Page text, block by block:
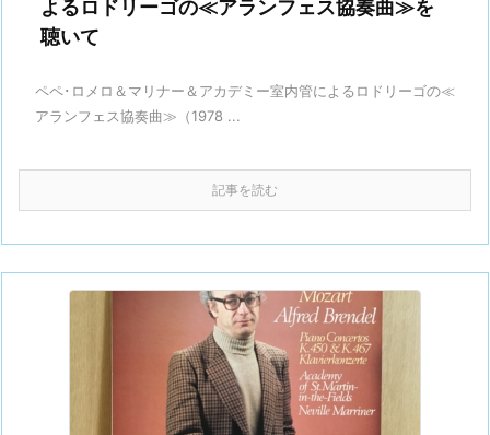
よるロドリーゴの≪アランフェス協奏曲≫を
聴いて
ペペ･ロメロ＆マリナー＆アカデミー室内管によるロドリーゴの≪
アランフェス協奏曲≫（1978 ...
記事を読む